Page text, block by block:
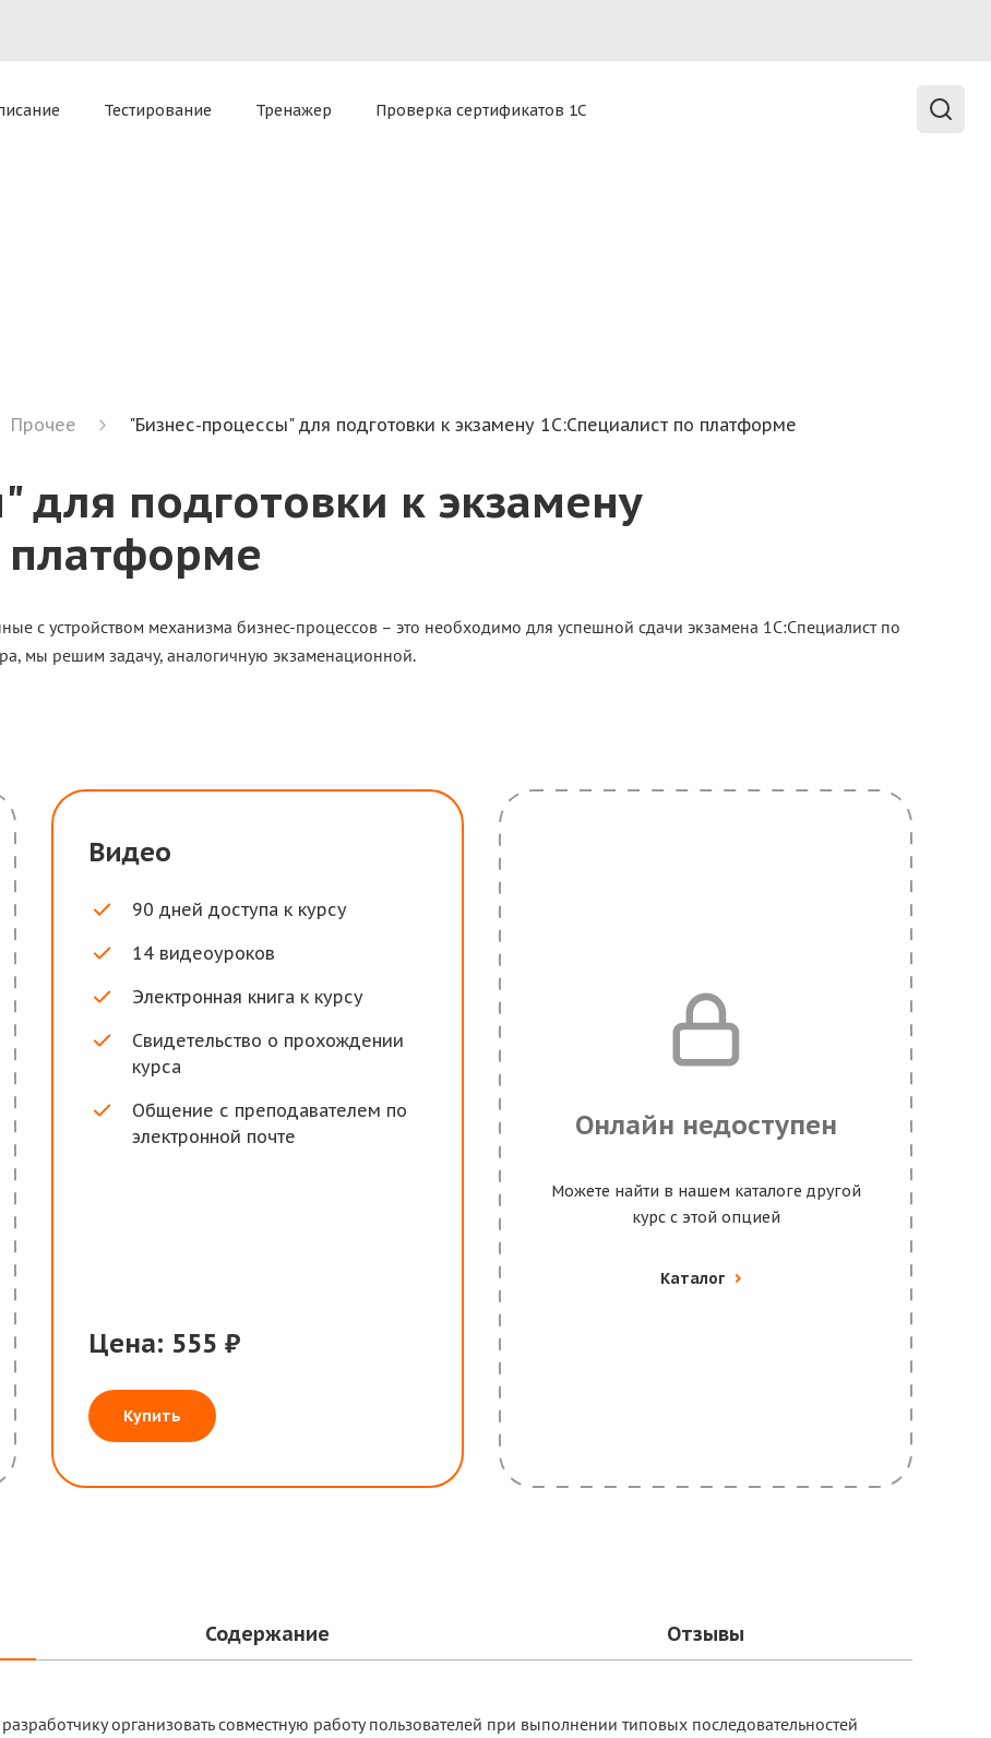
для комплексной работы
— позволяет оказать экспертную поддержку Scloud в любой точке мира.
Тестирование Тренажер Проверка сертификатов 1С
Прочее "Бизнес-процессы" для подготовки к экзамену 1С:Специалист по платформе
для подготовки к экзамену
платформе
с устройством механизма бизнес-процессов – это необходимо для успешной сдачи экзамена 1С:Специалист по
мы решим задачу, аналогичную экзаменационной.
Видео
90 дней доступа к курсу
14 видеоуроков
Электронная книга к курсу
Свидетельство о прохождении
курса
Общение с преподавателем по
электронной почте
Цена: 555 ₽
Купить
Онлайн недоступен
Можете найти в нашем каталоге другой
курс с этой опцией
Каталог
Содержание Отзывы
организовать совместную работу пользователей при выполнении типовых последовательностей